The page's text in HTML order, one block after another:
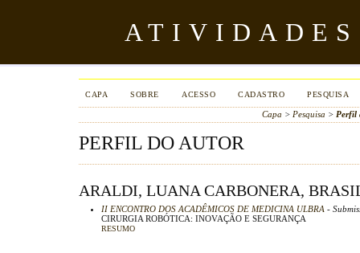
CAPA SOBRE ACESSO CADASTRO PESQUISA
Capa > Pesquisa > Perfil
PERFIL DO AUTOR
ARALDI, LUANA CARBONERA,
II ENCONTRO DOS ACADÊMICOS DE MEDICINA ULBRA -
CIRURGIA ROBÓTICA: INOVAÇÃO E SEGURANÇA
RESUMO